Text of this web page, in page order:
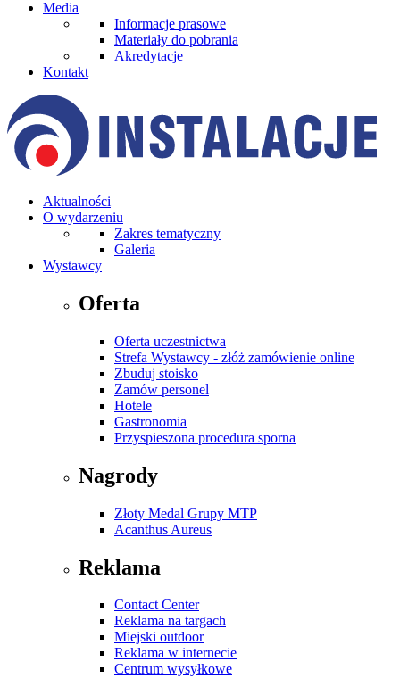
Media
Informacje prasowe
Materiały do pobrania
Akredytacje
Kontakt
Aktualności
O wydarzeniu
Zakres tematyczny
Galeria
Wystawcy
Oferta
Oferta uczestnictwa
Strefa Wystawcy - złóż zamówienie online
Zbuduj stoisko
Zamów personel
Hotele
Gastronomia
Przyspieszona procedura sporna
Nagrody
Złoty Medal Grupy MTP
Acanthus Aureus
Reklama
Contact Center
Reklama na targach
Miejski outdoor
Reklama w internecie
Centrum wysyłkowe